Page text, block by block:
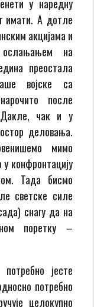
у наредну
имати. А дотле
акцијама и
на
преостала
војске са
после
Дакле, чак и у
деловања.
мимо
конфронтацију
Тада бисмо
светске силе
снагу да на
поретку –
јесте
потребно
целокупно